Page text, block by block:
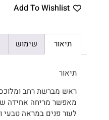
Add To Wishlist
תיאור שימוש
תיאור
ראש מברשת רחב
מאפשר מריחה אחידה
לעור פנים במראה טבעי